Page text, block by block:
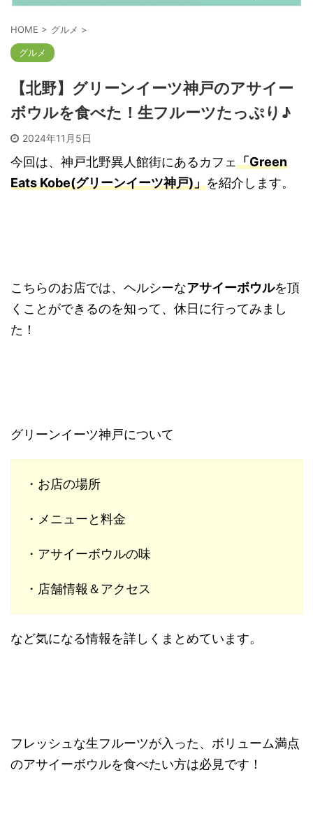
HOME > グルメ >
グルメ
【北野】グリーンイーツ神戸のアサイー
ボウルを食べた！生フルーツたっぷり♪
2024年11月5日
今回は、神戸北野異人館街にあるカフェ「Green
Eats Kobe(グリーンイーツ神戸)」を紹介します。
こちらのお店では、ヘルシーなアサイーボウルを頂
くことができるのを知って、休日に行ってみまし
た！
グリーンイーツ神戸について
・お店の場所
・メニューと料金
・アサイーボウルの味
・店舗情報＆アクセス
など気になる情報を詳しくまとめています。
フレッシュな生フルーツが入った、ボリューム満点
のアサイーボウルを食べたい方は必見です！